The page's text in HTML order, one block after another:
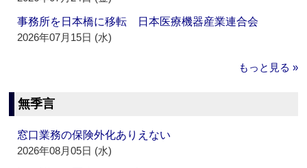
事務所を日本橋に移転 日本医療機器産業連合会
2026年07月15日 (水)
もっと見る »
無季言
窓口業務の保険外化ありえない
2026年08月05日 (水)